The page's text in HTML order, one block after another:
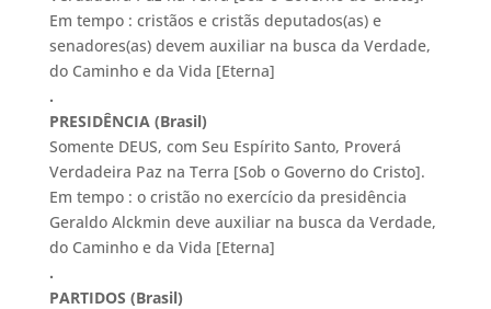
Em tempo : cristãos e cristãs deputados(as) e
senadores(as) devem auxiliar na busca da Verdade,
do Caminho e da Vida [Eterna]
.
PRESIDÊNCIA (Brasil)
Somente DEUS, com Seu Espírito Santo, Proverá
Verdadeira Paz na Terra [Sob o Governo do Cristo].
Em tempo : o cristão no exercício da presidência
Geraldo Alckmin deve auxiliar na busca da Verdade,
do Caminho e da Vida [Eterna]
.
PARTIDOS (Brasil)